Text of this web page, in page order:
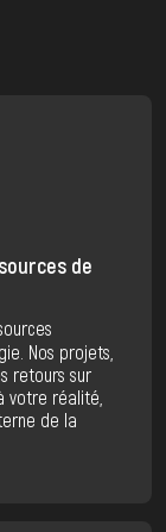
de
Nos projets,
retours sur
votre réalité,
de la